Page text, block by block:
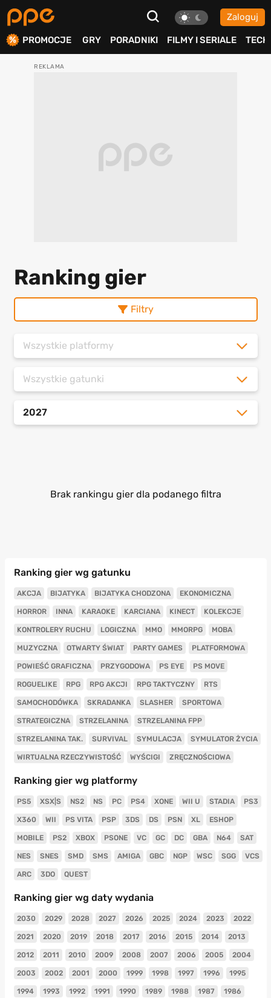
Zaloguj
PROMOCJE GRY PORADNIKI FILMY I SERIALE TECH
Ranking gier
Filtry
Wszystkie platformy
Wszystkie gatunki
2027
Brak rankingu gier dla podanego filtra
Ranking gier wg gatunku
AKCJA BIJATYKA BIJATYKA CHODZONA EKONOMICZNA
HORROR INNA KARAOKE KARCIANA KINECT KOLEKCJE
KONTROLERY RUCHU LOGICZNA MMO MMORPG MOBA
MUZYCZNA OTWARTY ŚWIAT PARTY GAMES PLATFORMOWA
POWIEŚĆ GRAFICZNA PRZYGODOWA PS EYE PS MOVE
ROGUELIKE RPG RPG AKCJI RPG TAKTYCZNY RTS
SAMOCHODÓWKA SKRADANKA SLASHER SPORTOWA
STRATEGICZNA STRZELANINA STRZELANINA FPP
STRZELANINA TAK. SURVIVAL SYMULACJA SYMULATOR ŻYCIA
WIRTUALNA RZECZYWISTOŚĆ WYŚCIGI ZRĘCZNOŚCIOWA
Ranking gier wg platformy
PS5 XSX|S NS2 NS PC PS4 XONE WII U STADIA PS3
X360 WII PS VITA PSP 3DS DS PSN XL ESHOP
MOBILE PS2 XBOX PSONE VC GC DC GBA N64 SAT
NES SNES SMD SMS AMIGA GBC NGP WSC SGG VCS
ARC 3DO QUEST
Ranking gier wg daty wydania
2030 2029 2028 2027 2026 2025 2024 2023 2022
2021 2020 2019 2018 2017 2016 2015 2014 2013
2012 2011 2010 2009 2008 2007 2006 2005 2004
2003 2002 2001 2000 1999 1998 1997 1996 1995
1994 1993 1992 1991 1990 1989 1988 1987 1986